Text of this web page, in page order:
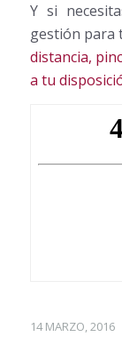
Y si
gestión para
distancia,
a tu
14 MARZO, 2016